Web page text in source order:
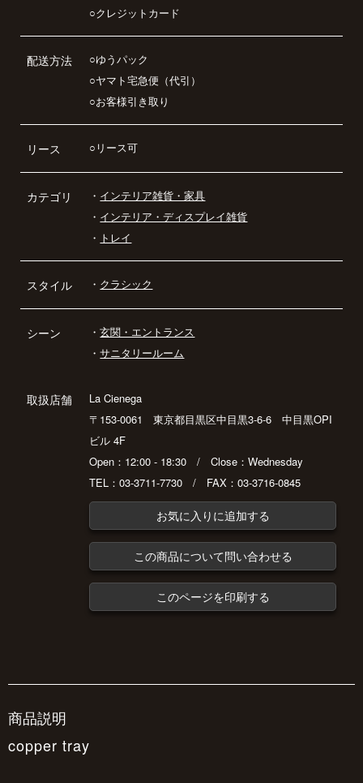
○クレジットカード
配送方法
○ゆうパック
○ヤマト宅急便（代引）
○お客様引き取り
リース ○リース可
カテゴリ ・ インテリア雑貨・家具
・ インテリア・ディスプレイ雑貨
・ トレイ
スタイル ・ クラシック
シーン ・玄関・エントランス
・サニタリールーム
取扱店舗
La Cienega
〒153-0061 東京都目黒区中目黒3-6-6 中目黒OPI
ビル 4F
Open：12:00 - 18:30 / Close：Wednesday
TEL：03-3711-7730 / FAX：03-3716-0845
お気に入りに追加する
この商品について問い合わせる
このページを印刷する
商品説明
copper tray